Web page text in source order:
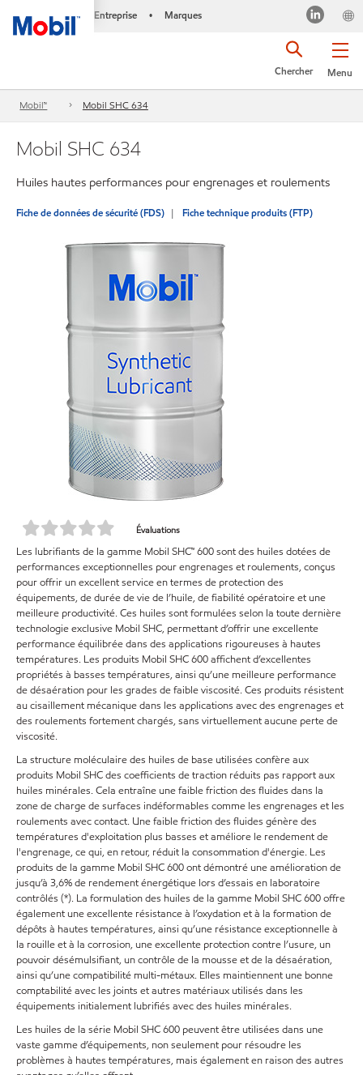
Entreprise • Marques
Menu
Chercher
Mobil™ Mobil SHC 634
Mobil SHC 634
Huiles hautes performances pour engrenages et roulements
Fiche de données de sécurité (FDS) Fiche technique produits (FTP)
Évaluations
Les lubrifiants de la gamme Mobil SHC™ 600 sont des huiles dotées de
performances exceptionnelles pour engrenages et roulements, conçus
pour offrir un excellent service en termes de protection des
équipements, de durée de vie de l’huile, de fiabilité opératoire et une
meilleure productivité. Ces huiles sont formulées selon la toute dernière
technologie exclusive Mobil SHC, permettant d’offrir une excellente
performance équilibrée dans des applications rigoureuses à hautes
températures. Les produits Mobil SHC 600 affichent d’excellentes
propriétés à basses températures, ainsi qu’une meilleure performance
de désaération pour les grades de faible viscosité. Ces produits résistent
au cisaillement mécanique dans les applications avec des engrenages et
des roulements fortement chargés, sans virtuellement aucune perte de
viscosité.
La structure moléculaire des huiles de base utilisées confère aux
produits Mobil SHC des coefficients de traction réduits pas rapport aux
huiles minérales. Cela entraîne une faible friction des fluides dans la
zone de charge de surfaces indéformables comme les engrenages et les
roulements avec contact. Une faible friction des fluides génère des
températures d'exploitation plus basses et améliore le rendement de
l'engrenage, ce qui, en retour, réduit la consommation d'énergie. Les
produits de la gamme Mobil SHC 600 ont démontré une amélioration de
jusqu’à 3,6% de rendement énergétique lors d’essais en laboratoire
contrôlés (*). La formulation des huiles de la gamme Mobil SHC 600 offre
également une excellente résistance à l’oxydation et à la formation de
dépôts à hautes températures, ainsi qu’une résistance exceptionnelle à
la rouille et à la corrosion, une excellente protection contre l’usure, un
pouvoir désémulsifiant, un contrôle de la mousse et de la désaération,
ainsi qu’une compatibilité multi-métaux. Elles maintiennent une bonne
comptabilité avec les joints et autres matériaux utilisés dans les
équipements initialement lubrifiés avec des huiles minérales.
Les huiles de la série Mobil SHC 600 peuvent être utilisées dans une
vaste gamme d’équipements, non seulement pour résoudre les
problèmes à hautes températures, mais également en raison des autres